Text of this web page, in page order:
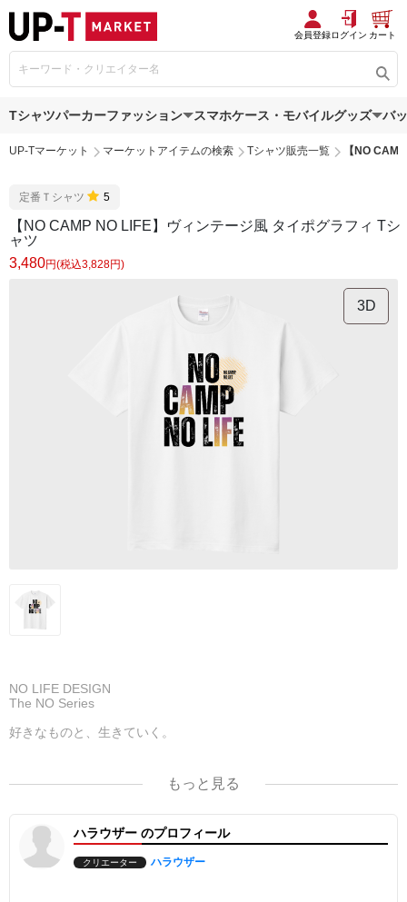
会員登録ログイン カート
Tシャツパーカーファッション スマホケース・モバイルグッズ バ
UP-Tマーケット マーケットアイテムの検索 Tシャツ販売一覧 【NO
定番Ｔシャツ 5
【NO CAMP NO LIFE】ヴィンテージ風 タイポグラフィ Tシ
ャツ
3,480円(税込3,828円)
3D
NO LIFE DESIGN
The NO Series
好きなものと、生きていく。
「自然の中で、自分に還る時間を。」
タフなデザインと共に。
「それがない人生なんて、考えられない。」
日々の生活を彩り、自分を形づくる大切なモノやコト。
もっと見る
ハラウザー のプロフィール
クリエーター ハラウザー